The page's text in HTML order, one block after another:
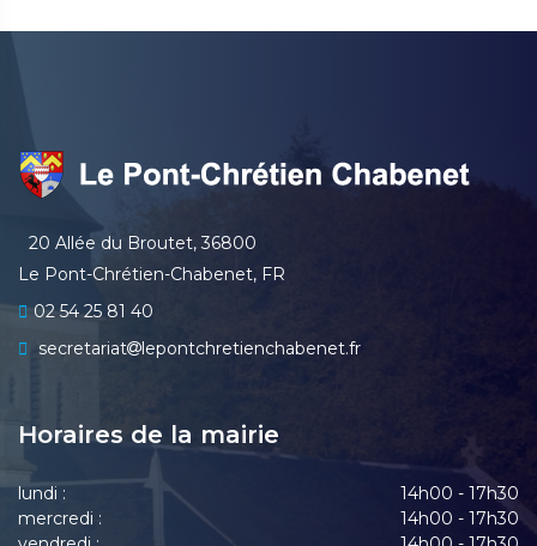
20 Allée du Broutet, 36800
Le Pont-Chrétien-Chabenet, FR
02 54 25 81 40
secretariat
lepontchretienchabenet.fr
Horaires de la mairie
lundi :
14h00 - 17h30
mercredi :
14h00 - 17h30